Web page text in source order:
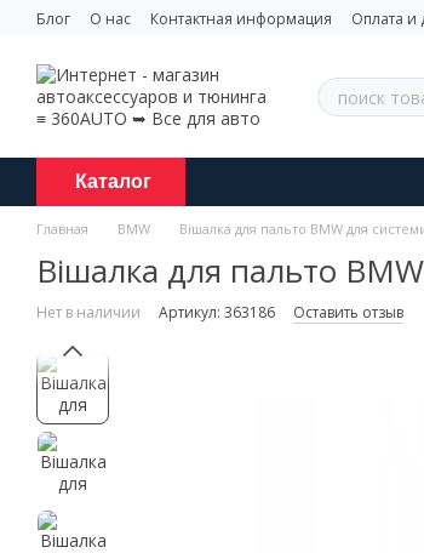
Перейти к основному контенту
Блог О нас Контактная информация Оплата и
Каталог
Главная BMW Вішалка для пальто BMW для
Вішалка для пальто
Нет в наличии Артикул: 363186 Оставить отзыв